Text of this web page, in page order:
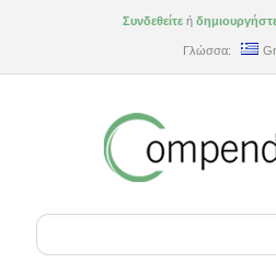
Συνδεθείτεή
Γλώσσα: